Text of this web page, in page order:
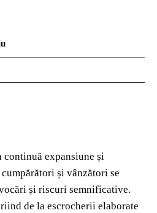
expansiune și
și vânzători se
și riscuri semnificative.
de la escrocherii elaborate